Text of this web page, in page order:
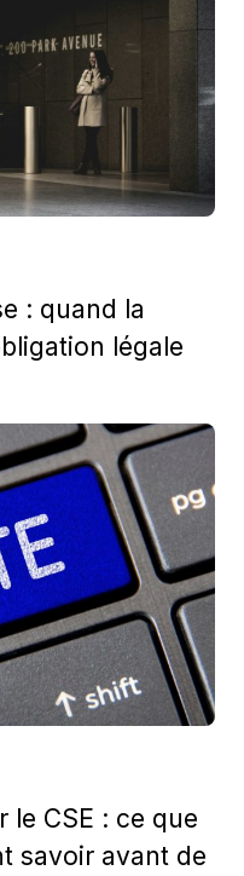
: quand la
légale
le CSE : ce que
savoir avant de